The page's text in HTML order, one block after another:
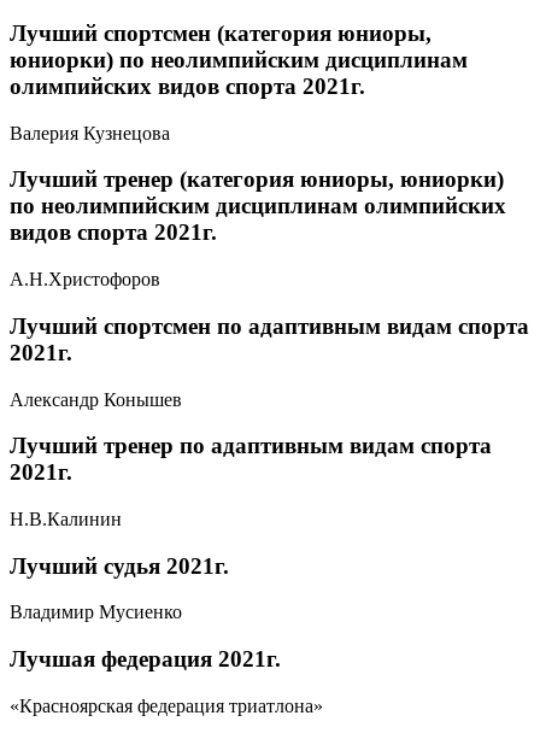
Лучший спортсмен (категория юниоры,
юниорки) по неолимпийским дисциплинам
олимпийских видов спорта 2021г.
Валерия Кузнецова
Лучший тренер (категория юниоры, юниорки)
по неолимпийским дисциплинам олимпийских
видов спорта 2021г.
А.Н.Христофоров
Лучший спортсмен по адаптивным видам спорта
2021г.
Александр Конышев
Лучший тренер по адаптивным видам спорта
2021г.
Н.В.Калинин
Лучший судья 2021г.
Владимир Мусиенко
Лучшая федерация 2021г.
«Красноярская федерация триатлона»